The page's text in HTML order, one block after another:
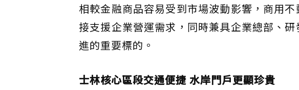
相較金融商品容易受到市場波動影響，商用
接支援企業營運需求，同時兼具企業總部、
進的重要標的。
士林核心區段交通便捷 水岸門戶更顯珍貴